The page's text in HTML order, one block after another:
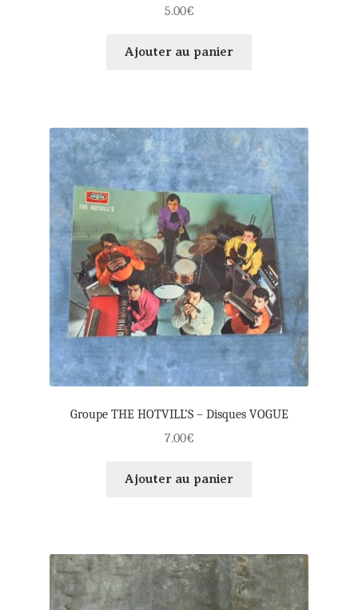
5.00€
Ajouter au panier
Groupe THE HOTVILL’S – Disques VOGUE
7.00€
Ajouter au panier